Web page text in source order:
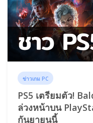
ข่าวเกม PC
PS5 เตรียมตัว!
ล่วงหน้าบน
กันยายนนี้